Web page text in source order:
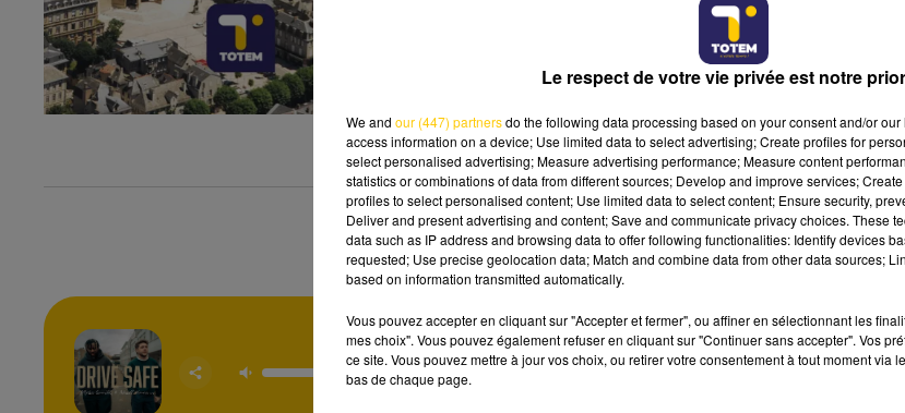
Drive Safe
MYLES SMITH &
NIALL HORAN
AVEYRON NORD
Le respect de votre vie privée est notre
We and our (447) partnersdo the following data processing based on your consent and/or
access information on a device; Use limited data to select advertising; Create profiles for
select personalised advertising; Measure advertising performance; Measure content
statistics or combinations of data from different sources; Develop and improve services;
profiles to select personalised content; Use limited data to select content; Ensure security,
Deliver and present advertising and content; Save and communicate privacy choices. These
data such as IP address and browsing data to offer following functionalities: Identify devices
requested; Use precise geolocation data; Match and combine data from other data sources;
based on information transmitted automatically.
Vous pouvez accepter en cliquant sur "Accepter et fermer", ou affiner en sélectionnant les
mes choix". Vous pouvez également refuser en cliquant sur "Continuer sans accepter". Vos
ce site. Vous pouvez mettre à jour vos choix, ou retirer votre consentement à tout moment via
bas de chaque page.